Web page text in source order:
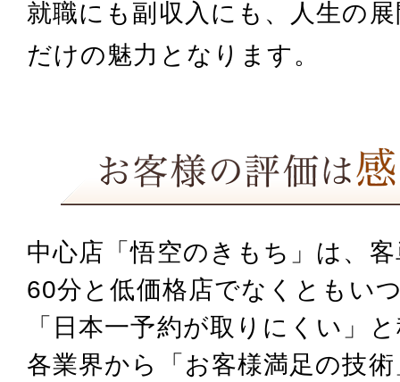
就職にも副収入にも、人生の
だけの魅力となります。
中心店「悟空のきもち」は、
60分と低価格店でなくとも い
「日本一予約が取りにくい」
各業界から「お客様満足の技